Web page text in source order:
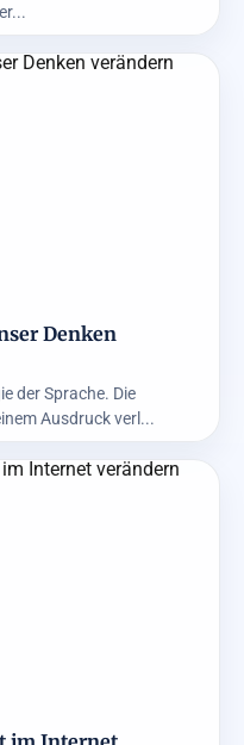
Denken
der Sprache. Die
Ausdruck verl...